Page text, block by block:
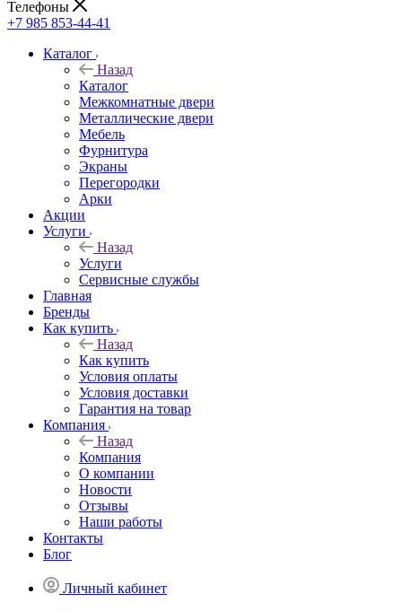
Телефоны
+7 985 853-44-41
Каталог
Назад
Каталог
Межкомнатные двери
Металлические двери
Мебель
Фурнитура
Экраны
Перегородки
Арки
Акции
Услуги
Назад
Услуги
Сервисные службы
Главная
Бренды
Как купить
Назад
Как купить
Условия оплаты
Условия доставки
Гарантия на товар
Компания
Назад
Компания
О компании
Новости
Отзывы
Наши работы
Контакты
Блог
Личный кабинет